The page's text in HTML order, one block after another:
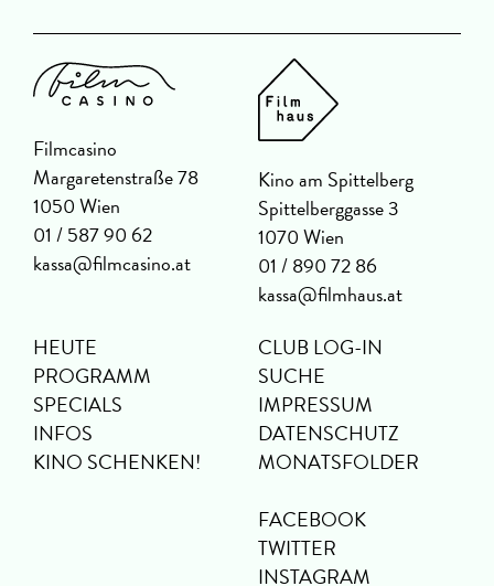
Filmcasino
Margaretenstraße 78
1050 Wien
01 / 587 90 62
kassa@filmcasino.at
Kino am Spittelberg
Spittelberggasse 3
1070 Wien
01 / 890 72 86
kassa@filmhaus.at
HEUTE
PROGRAMM
SPECIALS
INFOS
KINO SCHENKEN!
CLUB LOG-IN
SUCHE
IMPRESSUM
DATENSCHUTZ
MONATSFOLDER
FACEBOOK
TWITTER
INSTAGRAM